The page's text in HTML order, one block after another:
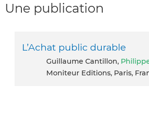
Une publication
L’Achat public durable
Guillaume Cantillon,
Moniteur Editions, Paris,